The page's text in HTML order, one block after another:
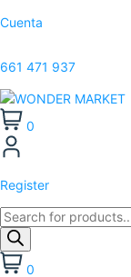
Cuenta
661 471 937
0
Register
0